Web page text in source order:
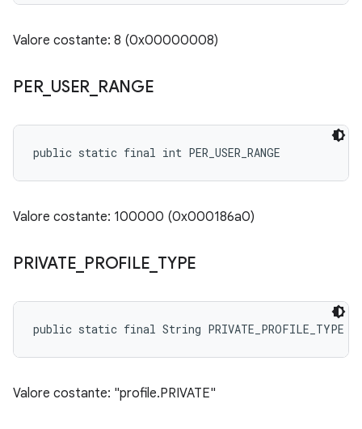
Valore costante: 8 (0x00000008)
PER_ USER RANGE
public static final int PER_USER_RANGE
Valore costante: 100000 (0x000186a0)
PRIVATE PROFILE TYPE
public static final String PRIVATE_PROFILE_TYPE
Valore costante: "profile.PRIVATE"